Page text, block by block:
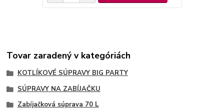
Tovar zaradený v kategóriách
KOTLÍKOVÉ SÚPRAVY BIG PARTY
SÚPRAVY NA ZABÍJAČKU
Zabíjačková súprava 70 L